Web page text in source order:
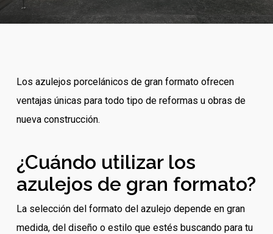
Los azulejos porcelánicos de gran formato ofrecen
ventajas únicas para todo tipo de reformas u obras de
nueva construcción.
¿Cuándo utilizar los
azulejos de gran formato?
La selección del formato del azulejo depende en gran
medida, del diseño o estilo que estés buscando para tu